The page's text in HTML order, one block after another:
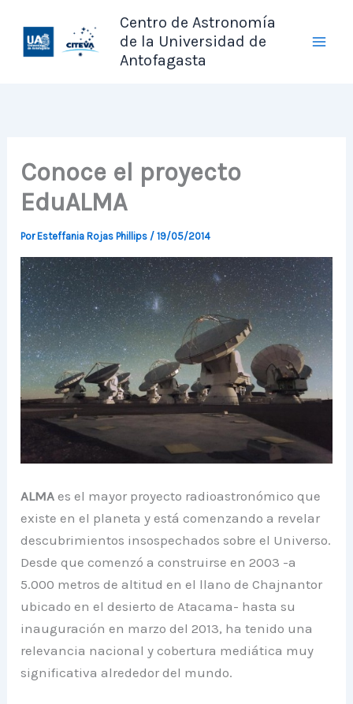
contenido
Centro de Astronomía
de la Universidad de
Antofagasta
Conoce el proyecto
EduALMA
PorEsteffania Rojas Phillips /19/05/2014
ALMA es el mayor proyecto radioastronómico que
existe en el planeta y está comenzando a revelar
descubrimientos insospechados sobre el Universo.
Desde que comenzó a construirse en 2003 -a
5.000 metros de altitud en el llano de Chajnantor
ubicado en el desierto de Atacama- hasta su
inauguración en marzo del 2013, ha tenido una
relevancia nacional y cobertura mediática muy
significativa alrededor del mundo.